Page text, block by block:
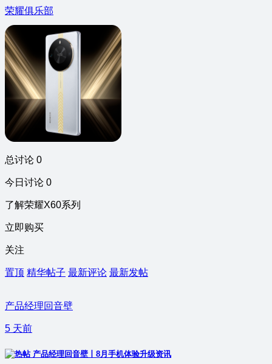
荣耀俱乐部
总讨论 0
今日讨论 0
了解荣耀X60系列
立即购买
关注
置顶 精华帖子 最新评论 最新发帖
产品经理回音壁
5 天前
产品经理回音壁丨8月手机体验升级资讯